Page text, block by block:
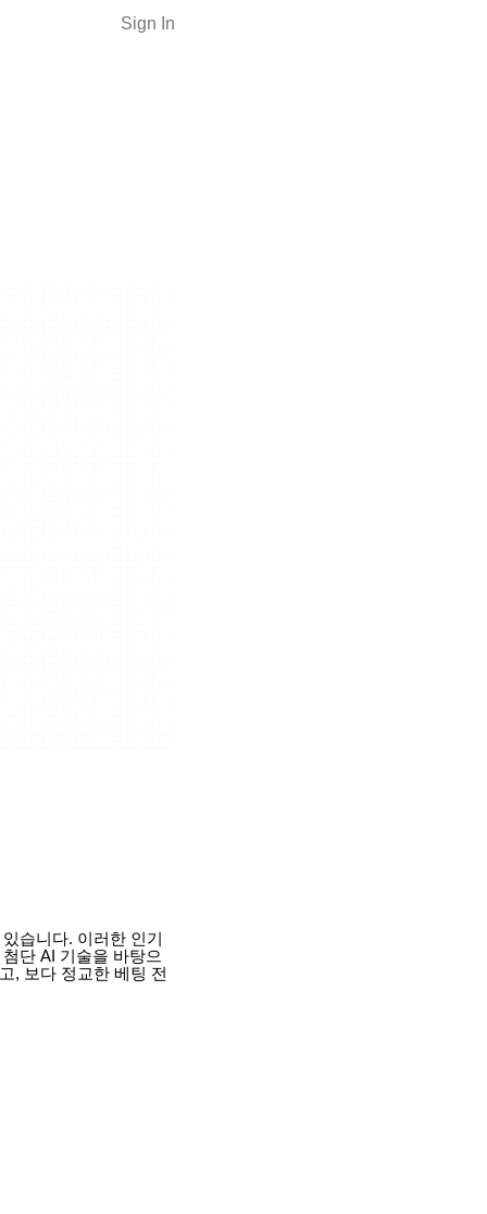
Sign In
습니다. 이러한 인기
단 AI 기술을 바탕으
, 보다 정교한 베팅 전